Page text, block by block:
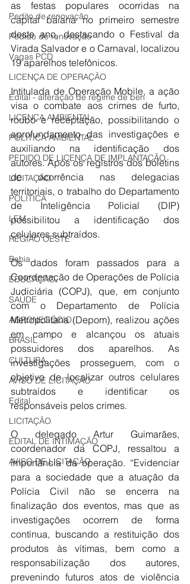
Pedito de renovação
Pedido de renovação
Vagas PCD
LICENÇA DE OPERAÇÃO
Edital - alteração de regime de ben
LICENÇA AMBIENTAL
POLÍTICA AMBIENTAL
PEDIDO DE LICENÇA DE IMPLANTAÇÃO
LICITAÇÃO
POLÍTICA
LEM
REGIÃO OESTE
Bahia
EDUCAÇÃO
SAÚDE
AGRONEGÓCIO
BRASIL
CULTURA
AVISO DE LICITAÇÃO
Edital
LICITAÇÃO
EDITAL DE INTIMAÇÃO
AVISO DE LICITAÇÃO
as festas populares ocorridas na
capital baiana no primeiro semestre
deste ano, destacando o Festival da
Virada Salvador e o Carnaval, localizou
19 aparelhos telefônicos.
Intitulada de Operação Mobile, a ação
visa o combate aos crimes de furto,
roubo e receptação, possibilitando o
aprofundamento das investigações e
auxiliando na identificação dos
autores. Após os registros dos boletins
de ocorrência nas delegacias
territoriais, o trabalho do Departamento
de Inteligência Policial (DIP)
possibilitou a identificação dos
celulares subtraídos.
Os dados foram passados para a
Coordenação de Operações de Polícia
Judiciária (COPJ), que, em conjunto
com o Departamento de Polícia
Metropolitana (Depom), realizou ações
em campo e alcançou os atuais
possuidores dos aparelhos. As
investigações prosseguem, com o
objetivo de localizar outros celulares
subtraídos e identificar os
responsáveis pelos crimes.
O delegado Artur Guimarães,
coordenador da COPJ, ressaltou a
importância da operação. “Evidenciar
para a sociedade que a atuação da
Polícia Civil não se encerra na
finalização dos eventos, mas que as
investigações ocorrem de forma
contínua, buscando a restituição dos
produtos às vítimas, bem como a
responsabilização dos autores,
prevenindo futuros atos de violência